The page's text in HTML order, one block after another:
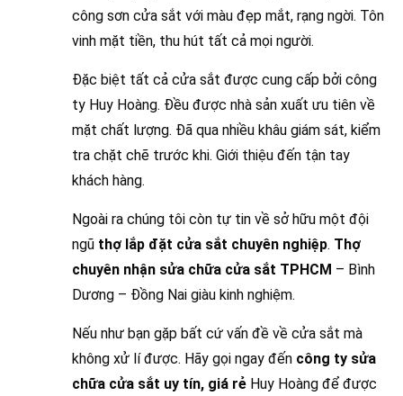
công sơn cửa sắt với màu đẹp mắt, rạng ngời. Tôn
vinh mặt tiền, thu hút tất cả mọi người.
Đặc biệt tất cả cửa sắt được cung cấp bởi công
ty Huy Hoàng. Đều được nhà sản xuất ưu tiên về
mặt chất lượng. Đã qua nhiều khâu giám sát, kiểm
tra chặt chẽ trước khi. Giới thiệu đến tận tay
khách hàng.
Ngoài ra chúng tôi còn tự tin về sở hữu một đội
ngũ thợ lắp đặt cửa sắt chuyên nghiệp. Thợ
chuyên nhận sửa chữa cửa sắt TPHCM – Bình
Dương – Đồng Nai giàu kinh nghiệm.
Nếu như bạn gặp bất cứ vấn đề về cửa sắt mà
không xử lí được. Hãy gọi ngay đến công ty sửa
chữa cửa sắt uy tín, giá rẻ Huy Hoàng để được